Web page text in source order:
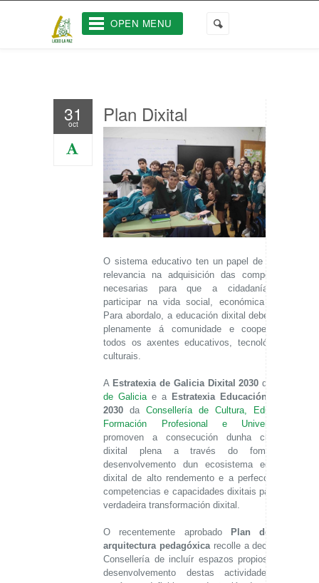
OPEN MENU
31
oct Plan Dixital
O sistema educativo ten un papel de máxima
relevancia na adquisición das competencias
necesarias para que a cidadanía poida
participar na vida social, económica e civil.
Para abordalo, a educación dixital debe abrirse
plenamente á comunidade e cooperar con
todos os axentes educativos, tecnolóxicos e
culturais.
A Estratexia de Galicia Dixital 2030 da
de Galicia e a Estratexia Educación Dixital
2030 daConsellería de Cultura, Educación,
Formación Profesional e Universidades
promoven a consecución dunha cidadanía
dixital plena a través do fomento e
desenvolvemento dun ecosistema educativo
dixital de alto rendemento e a perfección das
competencias e capacidades dixitais para unha
verdadeira transformación dixital.
O recentemente aprobado
Plan de nova
arquitectura pedagóxica recolle a decisión da
Consellería de incluír espazos propios para o
desenvolvemento destas actividades. Isto